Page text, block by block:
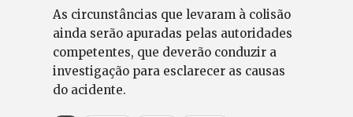
As circunstâncias que levaram à colisão
ainda serão apuradas pelas autoridades
competentes, que deverão conduzir a
investigação para esclarecer as causas
do acidente.